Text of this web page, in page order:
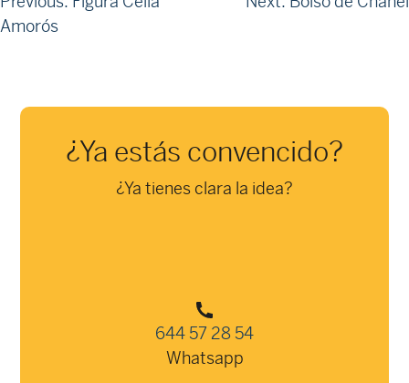
de
Amorós
¿Ya estás convencido?
¿Ya tienes clara la idea?
644 57 28 54
Whatsapp